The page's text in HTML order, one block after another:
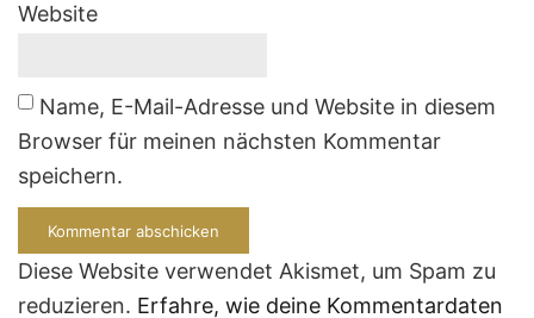
Website
Name, E-Mail-Adresse und Website in diesem
Browser für meinen nächsten Kommentar
speichern.
Diese Website verwendet Akismet, um Spam zu
reduzieren. Erfahre, wie deine Kommentardaten